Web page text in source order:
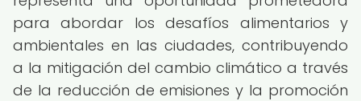
para abordar los desafíos alimentarios y
ambientales en las ciudades, contribuyendo
a la mitigación del cambio climático a través
de la reducción de emisiones y la promoción